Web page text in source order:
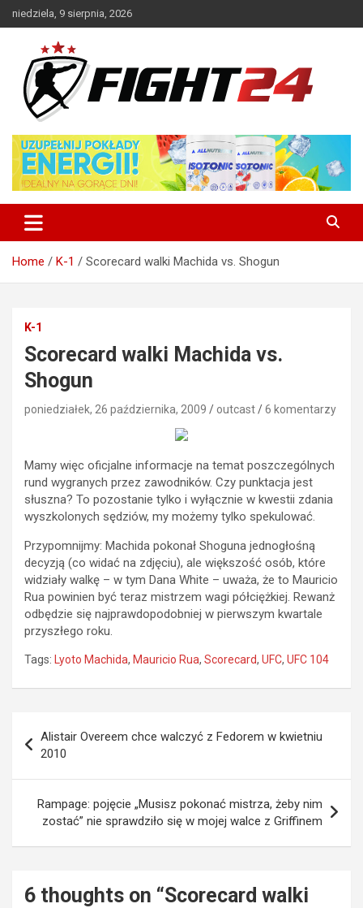
Skip
to
niedziela, 9 sierpnia, 2026
FIGHT24.PL – MMA i K-1, UFC
Home K-1 Scorecard walki Machida vs. Shogun
K-1
Scorecard walki Machida vs.
Shogun
poniedziałek, 26 października, 2009 outcast 6 komentarzy
Mamy więc oficjalne informacje na temat poszczególnych
rund wygranych przez zawodników. Czy punktacja jest
słuszna? To pozostanie tylko i wyłącznie w kwestii zdania
wyszkolonych sędziów, my możemy tylko spekulować.
Przypomnijmy: Machida pokonał Shoguna jednogłośną
decyzją (co widać na zdjęciu), ale większość osób, które
widziały walkę – w tym Dana White – uważa, że to Mauricio
Rua powinien być teraz mistrzem wagi półciężkiej. Rewanż
odbędzie się najprawdopodobniej w pierwszym kwartale
przyszłego roku.
Tags: Lyoto Machida, Mauricio Rua, Scorecard, UFC, UFC 104
wpisu
Alistair Overeem chce walczyć z Fedorem w kwietniu
2010
Rampage: pojęcie „Musisz pokonać mistrza, żeby nim
zostać” nie sprawdziło się w mojej walce z Griffinem
6 thoughts on “Scorecard walki